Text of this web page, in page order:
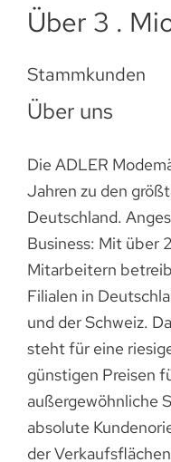
Über 3 .
Stammkunden
Über uns
Die ADLER
Jahren zu den
Deutschland.
Business: Mit über
Mitarbeitern
Filialen in
und der Schweiz.
steht für eine
günstigen Preisen
außergewöhnliche
absolute
der